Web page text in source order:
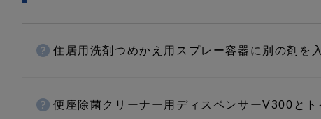
住居用洗剤つめかえ用スプレー容器に別の剤を
便座除菌クリーナー用ディスペンサーV300と